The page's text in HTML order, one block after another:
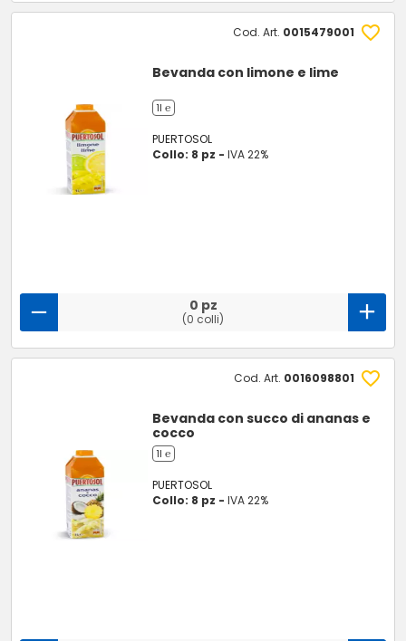
Cod. Art. 0015479001
Bevanda con limone e lime
1l ℮
PUERTOSOL
Collo: 8 pz -IVA 22%
0 pz
(0 colli)
Cod. Art. 0016098801
Bevanda con succo di ananas e
cocco
1l ℮
PUERTOSOL
Collo: 8 pz -IVA 22%